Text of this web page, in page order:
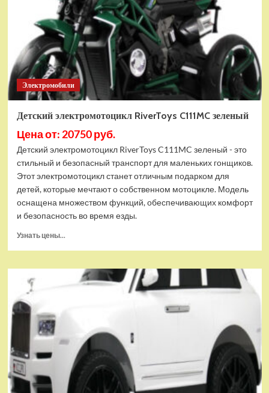
4WD
(G333GG)
красный
Электромобили
Детский электромотоцикл RiverToys C111MC зеленый
Цена от: 20750 руб.
Детский электромотоцикл RiverToys C111MC зеленый - это
стильный и безопасный транспорт для маленьких гонщиков.
Этот электромотоцикл станет отличным подарком для
детей, которые мечтают о собственном мотоцикле. Модель
оснащена множеством функций, обеспечивающих комфорт
и безопасность во время езды.
Узнать цены...
Детский
электромотоцикл